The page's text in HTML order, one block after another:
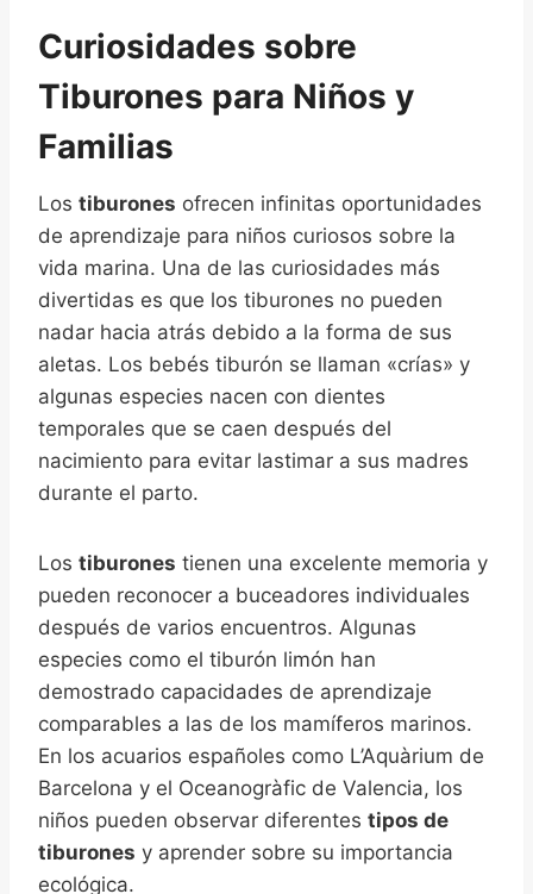
Curiosidades sobre
Tiburones para Niños y
Familias
Los tiburones ofrecen infinitas oportunidades
de aprendizaje para niños curiosos sobre la
vida marina. Una de las curiosidades más
divertidas es que los tiburones no pueden
nadar hacia atrás debido a la forma de sus
aletas. Los bebés tiburón se llaman «crías» y
algunas especies nacen con dientes
temporales que se caen después del
nacimiento para evitar lastimar a sus madres
durante el parto.
Los tiburones tienen una excelente memoria y
pueden reconocer a buceadores individuales
después de varios encuentros. Algunas
especies como el tiburón limón han
demostrado capacidades de aprendizaje
comparables a las de los mamíferos marinos.
En los acuarios españoles como L’Aquàrium de
Barcelona y el Oceanogràfic de Valencia, los
niños pueden observar diferentes tipos de
tiburones y aprender sobre su importancia
ecológica.